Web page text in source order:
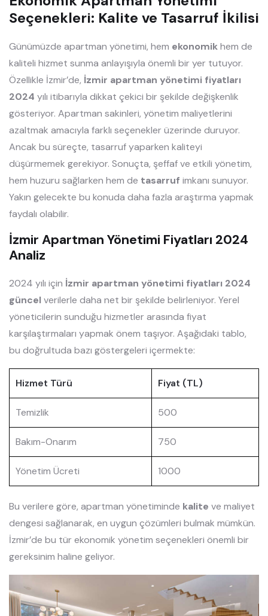
Seçenekleri: Kalite ve Tasarruf İkilisi
Günümüzde apartman yönetimi, hem ekonomikhem de
kaliteli hizmet sunma anlayışıyla önemli bir yer tutuyor.
Özellikle İzmir’de, İzmir apartman yönetimi fiyatları
2024 yılı itibarıyla dikkat çekici bir şekilde değişkenlik
gösteriyor. Apartman sakinleri, yönetim maliyetlerini
azaltmak amacıyla farklı seçenekler üzerinde duruyor.
Ancak bu süreçte, tasarruf yaparken kaliteyi
düşürmemek gerekiyor. Sonuçta, şeffaf ve etkili yönetim,
hem huzuru sağlarken hem de tasarruf imkanı sunuyor.
Yakın gelecekte bu konuda daha fazla araştırma yapmak
faydalı olabilir.
İzmir Apartman Yönetimi Fiyatları 2024
Analiz
2024 yılı için İzmir apartman yönetimi fiyatları 2024
güncelverilerle daha net bir şekilde belirleniyor. Yerel
yöneticilerin sunduğu hizmetler arasında fiyat
karşılaştırmaları yapmak önem taşıyor. Aşağıdaki tablo,
bu doğrultuda bazı göstergeleri içermekte:
Hizmet Türü Fiyat (TL)
Temizlik 500
Bakım-Onarım 750
Yönetim Ücreti 1000
Bu verilere göre, apartman yönetiminde kalite ve maliyet
dengesi sağlanarak, en uygun çözümleri bulmak mümkün.
İzmir’de bu tür ekonomik yönetim seçenekleri önemli bir
gereksinim haline geliyor.